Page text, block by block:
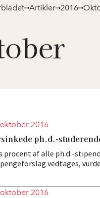
Artikler 2016
2016
ph.d.-
procent af alle ph.d.-
vedtages,
2016